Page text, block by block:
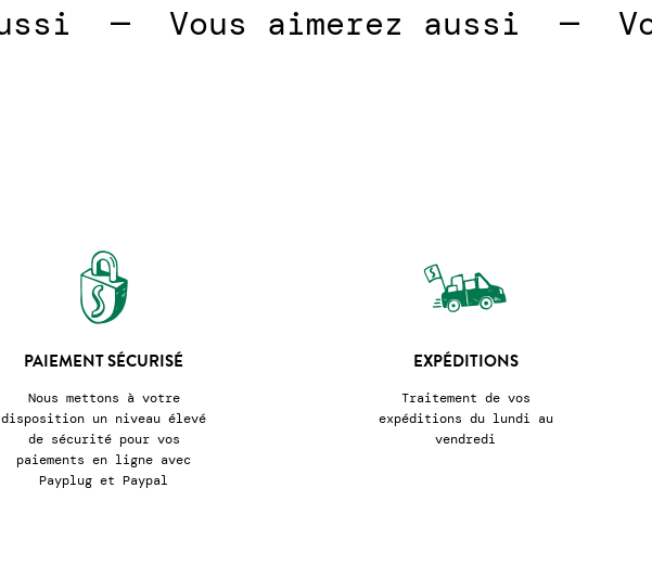
— Vous aimerez aussi  —
PAIEMENT SÉCURISÉ
Nous mettons à votre
disposition un niveau élevé
de sécurité pour vos
paiements en ligne avec
Payplug et Paypal
EXPÉDITIONS
Traitement de vos
expéditions du lundi au
vendredi